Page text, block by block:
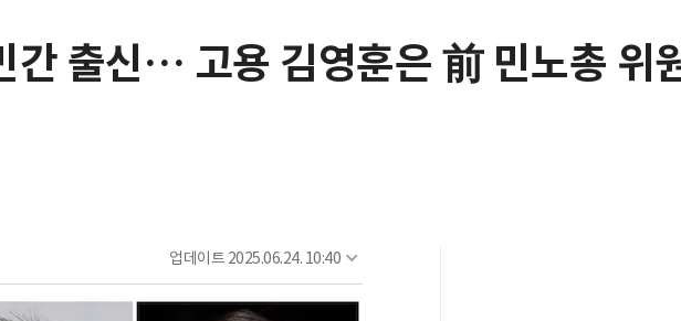
간 출신… 고용 김영훈은 前 민노총 위
업데이트 2025.06.24. 10:40